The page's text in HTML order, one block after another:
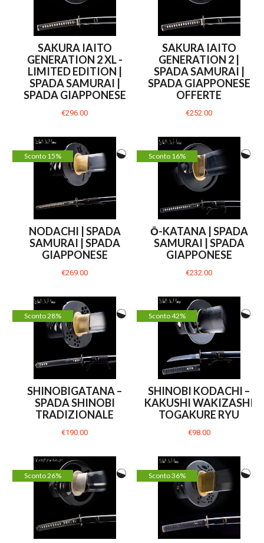
SAKURA IAITO
GENERATION 2 XL -
LIMITED EDITION |
SPADA SAMURAI |
SPADA GIAPPONESE
€296.00
SAKURA IAITO
GENERATION 2 |
SPADA SAMURAI |
SPADA GIAPPONESE
OFFERTE
€252.00
Sconto 15%
NODACHI | SPADA
SAMURAI | SPADA
GIAPPONESE
€269.00
Sconto 16%
Ō-KATANA | SPADA
SAMURAI | SPADA
GIAPPONESE
€232.00
Sconto 28%
SHINOBIGATANA –
SPADA SHINOBI
TRADIZIONALE
€190.00
Sconto 42%
SHINOBI KODACHI –
KAKUSHI WAKIZASHI
TOGAKURE RYU
€98.00
Sconto 26% Sconto 36%